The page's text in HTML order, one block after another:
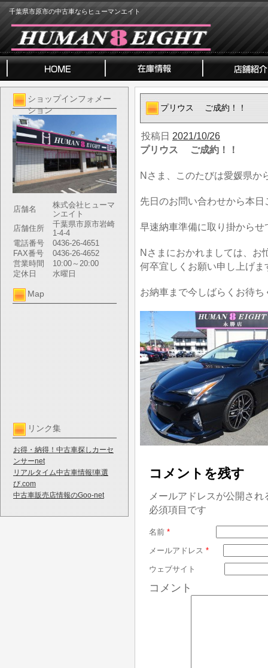
千葉県市原市の中古車ならヒューマンエイト
ショップインフォメー
ション
店舗名
株式会社ヒューマ
ンエイト
店舗住所
千葉県市原市岩崎
1-4-4
電話番号
0436-26-4651
FAX番号
0436-26-4652
営業時間
10:00～20:00
定休日
水曜日
Map
リンク集
お得・納得！中古車探しカーセ
ンサーnet
リアルタイム中古車情報!車選
び.com
中古車販売店情報のGoo-net
プリウス ご成約！！
投稿日 2021/10/26
プリウス ご成約！！
Nさま、このたびは愛媛県か
先日のお問い合わせから本
早速納車準備に取り掛からせ
Nさまにおかれましては、お
何卒宜しくお願い申し上げま
お納車まで今しばらくお待ち
コメントを残す
メールアドレスが公開さ
必須項目です
名前 *
メールアドレス *
ウェブサイト
コメント